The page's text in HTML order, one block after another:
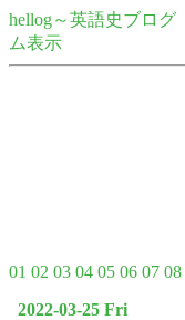
hellog～英語史ブログ
ム表示
01 02 03 04 05 06 07 08
2022-03-25 Fri